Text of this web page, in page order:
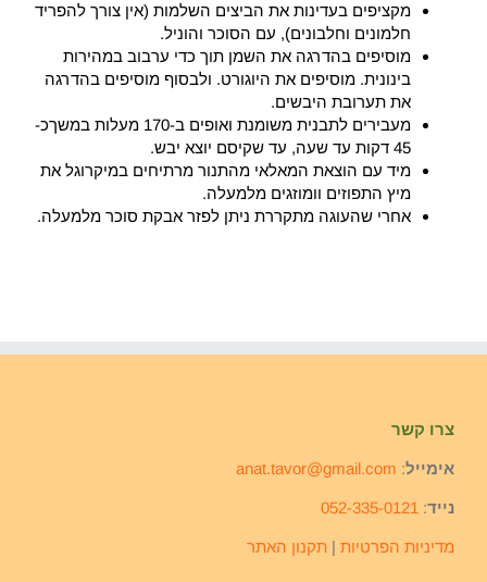
מקציפים בעדינות את הביצים השלמות (אין צורך להפריד
חלמונים וחלבונים), עם הסוכר והוניל.
מוסיפים בהדרגה את השמן תוך כדי ערבוב במהירות
בינונית. מוסיפים את היוגורט. ולבסוף מוסיפים בהדרגה
את תערובת היבשים.
מעבירים לתבנית משומנת ואופים ב-170 מעלות במשךכ-
45 דקות עד שעה, עד שקיסם יוצא יבש.
מיד עם הוצאת המאלאי מהתנור מרתיחים במיקרוגל את
מיץ התפוזים וומוזגים מלמעלה.
אחרי שהעוגה מתקררת ניתן לפזר אבקת סוכר מלמעלה.
צרו קשר
אימייל:
anat.tavor@gmail.com
נייד:
052-335-0121
מדיניות הפרטיות | תקנון האתר